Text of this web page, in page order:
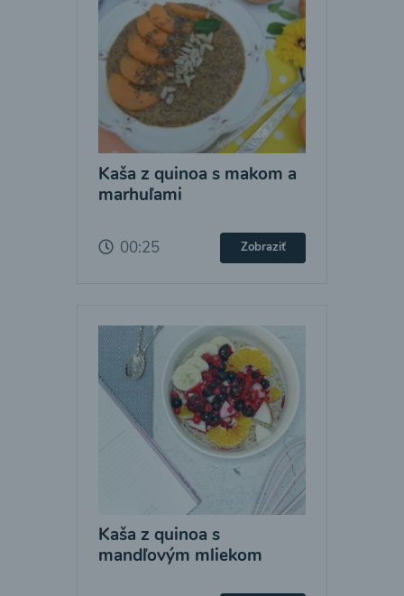
Kaša z quinoa s makom a
marhuľami
00:25 Zobraziť
Kaša z quinoa s
mandľovým mliekom